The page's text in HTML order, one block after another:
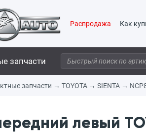
Распродажа Как
запчасти
запчасти → TOYOTA → SIENTA →
левый